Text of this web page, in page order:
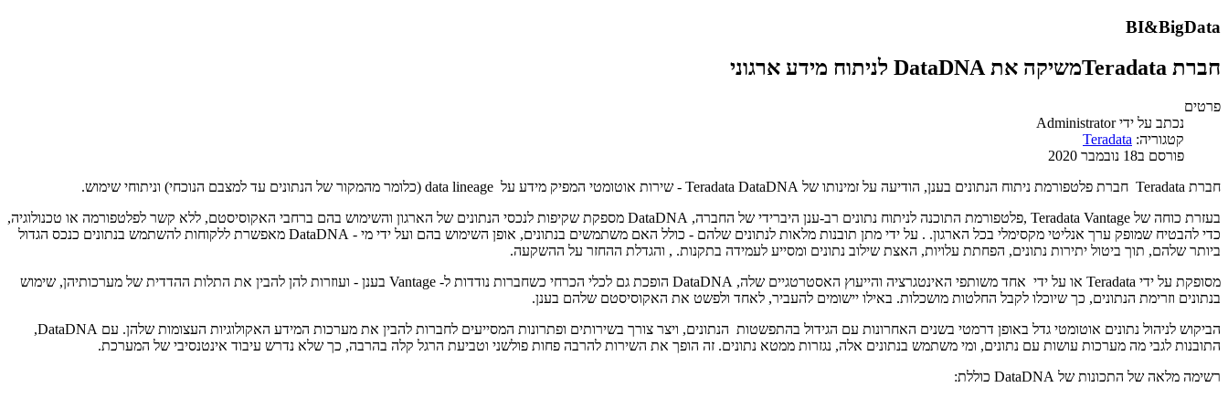
BI&BigData
חברת Teradataמשיקה את DataDNA לניתוח מידע ארגוני
פרטים
נכתב על ידיAdministrator
קטגוריה: Teradata
פורסם ב18 נובמבר 2020
חברת Teradata חברת פלטפורמת ניתוח הנתונים בענן, הודיעה על זמינותו של Teradata DataDNA - שירות אוטומטי המפיק מידע על data lineage (כלומר מהמקור של הנתונים עד למצבם הנוכחי) וניתוחי שימוש.
בעזרת כוחה של Teradata Vantage ,פלטפורמת התוכנה לניתוח נתונים רב-ענן היברידי של החברה, DataDNA מספקת שקיפות לנכסי הנתונים של הארגון והשימוש בהם ברחבי האקוסיסטם, ללא קשר לפלטפורמה או טכנולוגיה,
כדי להבטיח שמופק ערך אנליטי מקסימלי בכל הארגון. . על ידי מתן תובנות מלאות לנתונים שלהם - כולל האם משתמשים בנתונים, אופן השימוש בהם ועל ידי מי - DataDNA מאפשרת ללקוחות להשתמש בנתונים כנכס הגדול
ביותר שלהם, תוך ביטול יתירות נתונים, הפחתת עלויות, האצת שילוב נתונים ומסייע לעמידה בתקנות. , והגדלת ההחזר על ההשקעה.
מסופקת על ידי Teradata או על ידי אחד משותפי האינטגרציה והייעוץ האסטרטגיים שלה, DataDNA הופכת גם לכלי הכרחי כשחברות נודדות ל- Vantage בענן - ועוזרות להן להבין את התלות ההדדית של מערכותיהן, שימוש
בנתונים וזרימת הנתונים, כך שיוכלו לקבל החלטות מושכלות. באילו יישומים להעביר, לאחד ולפשט את האקוסיסטם שלהם בענן.
הביקוש לניהול נתונים אוטומטי גדל באופן דרמטי בשנים האחרונות עם הגידול בהתפשטות הנתונים, ויצר צורך בשירותים ופתרונות המסייעים לחברות להבין את מערכות המידע האקולוגיות העצומות שלהן. עם DataDNA,
התובנות לגבי מה מערכות עושות עם נתונים, ומי משתמש בנתונים אלה, נגזרות ממטא נתונים. זה הופך את השירות להרבה פחות פולשני וטביעת הרגל קלה בהרבה, כך שלא נדרש עיבוד אינטנסיבי של המערכת.
רשימה מלאה של התכונות של DataDNA כוללת: